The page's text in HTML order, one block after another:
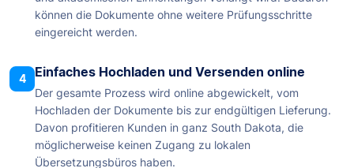
können die Dokumente ohne weitere Prüfungsschritte
eingereicht werden.
4 Einfaches Hochladen und Versenden online
Der gesamte Prozess wird online abgewickelt, vom
Hochladen der Dokumente bis zur endgültigen Lieferung.
Davon profitieren Kunden in ganz South Dakota, die
möglicherweise keinen Zugang zu lokalen
Übersetzungsbüros haben.